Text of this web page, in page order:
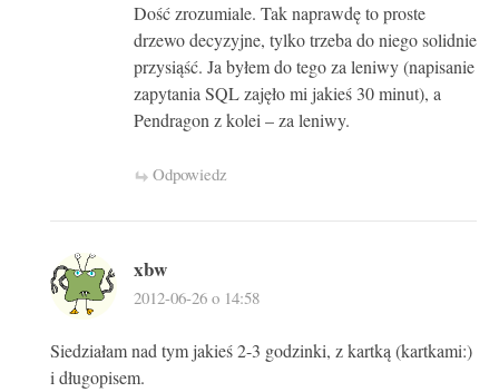
Dość zrozumiale. Tak naprawdę to proste
drzewo decyzyjne, tylko trzeba do niego solidnie
przysiąść. Ja byłem do tego za leniwy (napisanie
zapytania SQL zajęło mi jakieś 30 minut), a
Pendragon z kolei – za leniwy.
Odpowiedz
xbw
2012-06-26 o 14:58
Siedziałam nad tym jakieś 2-3 godzinki, z kartką (kartkami:)
i długopisem.